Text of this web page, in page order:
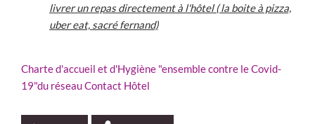
livrer un repas directement à l'hôtel ( la boite à pizza,
uber eat, sacré fernand)
Charte d'accueil et d'Hygiène "ensemble contre le Covid-
19"du réseau Contact Hôtel